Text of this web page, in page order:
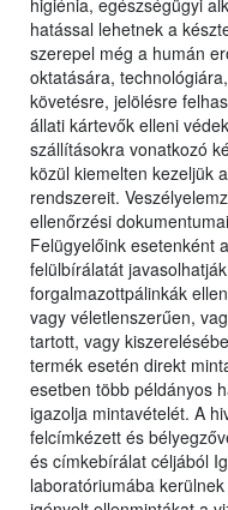
higiénia, egészségügyi
hatással lehetnek a
szerepel még a humán
oktatására,
követésre, jelölésre
állati kártevők elleni
szállításokra vonatkozó
közül kiemelten kezeljük
rendszereit.
ellenőrzési
Felügyelőink esetenként
felülbírálatát
forgalmazottpálinkák
vagy véletlenszerűen,
tartott, vagy
termék esetén direkt
esetben több példányos
igazolja mintavételét. A
felcímkézett és
és címkebírálat céljából
laboratóriumába